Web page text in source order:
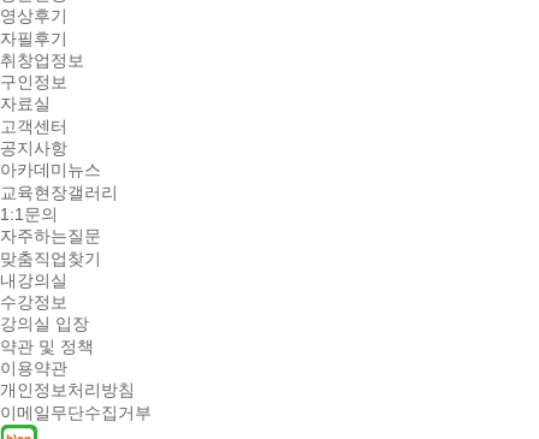
영상후기
자필후기
취창업정보
구인정보
자료실
고객센터
공지사항
아카데미뉴스
교육현장갤러리
1:1문의
자주하는질문
맞춤직업찾기
내강의실
수강정보
강의실 입장
약관 및 정책
이용약관
개인정보처리방침
이메일무단수집거부